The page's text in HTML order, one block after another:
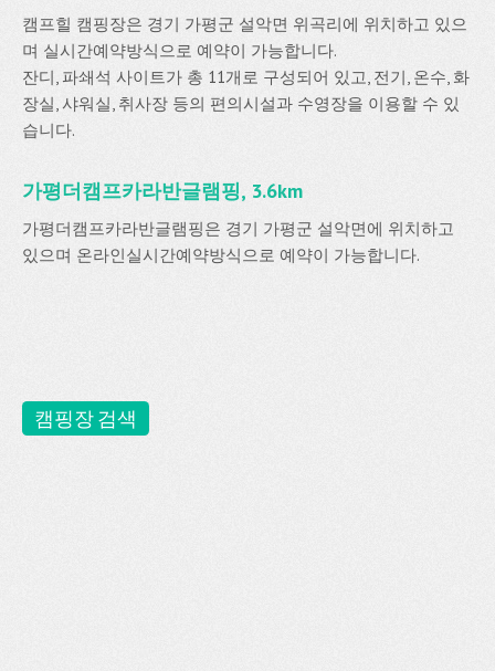
캠프힐 캠핑장은 경기 가평군 설악면 위곡리에 위치하고 있으
며 실시간예약방식으로 예약이 가능합니다.
잔디, 파쇄석 사이트가 총 11개로 구성되어 있고, 전기, 온수, 화
장실, 샤워실, 취사장 등의 편의시설과 수영장을 이용할 수 있
습니다.
가평더캠프카라반글램핑, 3.6km
가평더캠프카라반글램핑은 경기 가평군 설악면에 위치하고
있으며 온라인실시간예약방식으로 예약이 가능합니다.
캠핑장 검색